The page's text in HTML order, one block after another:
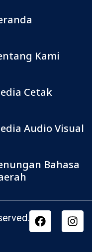
Kami
Cetak
Audio Visual
Bahasa